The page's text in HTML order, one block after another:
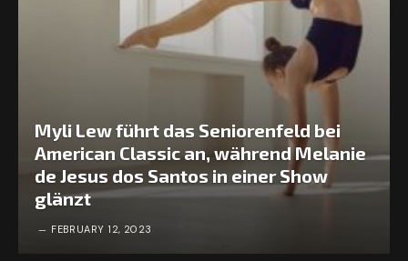
Myli Lew führt das Seniorenfeld bei
American Classic an, während Melanie
de Jesus dos Santos in einer Show
glänzt
FEBRUARY 12, 2023